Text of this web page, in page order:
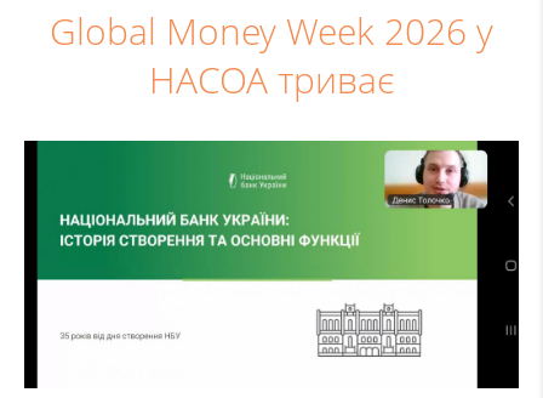
Global Money Week 2026 у
НАСОА триває